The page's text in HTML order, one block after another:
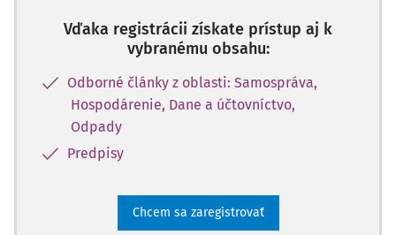
Vďaka registrácii získate prístup aj k
vybranému obsahu:
Odborné články z oblasti: Samospráva,
Hospodárenie, Dane a účtovníctvo,
Odpady
Predpisy
Chcem sa zaregistrovať